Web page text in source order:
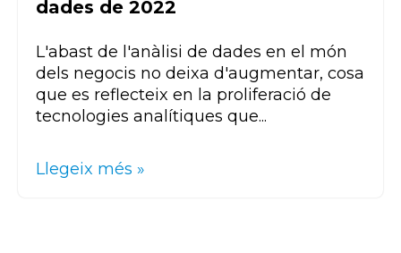
dades de 2022
L'abast de l'anàlisi de dades en el món
dels negocis no deixa d'augmentar, cosa
que es reflecteix en la proliferació de
tecnologies analítiques que...
Llegeix més »